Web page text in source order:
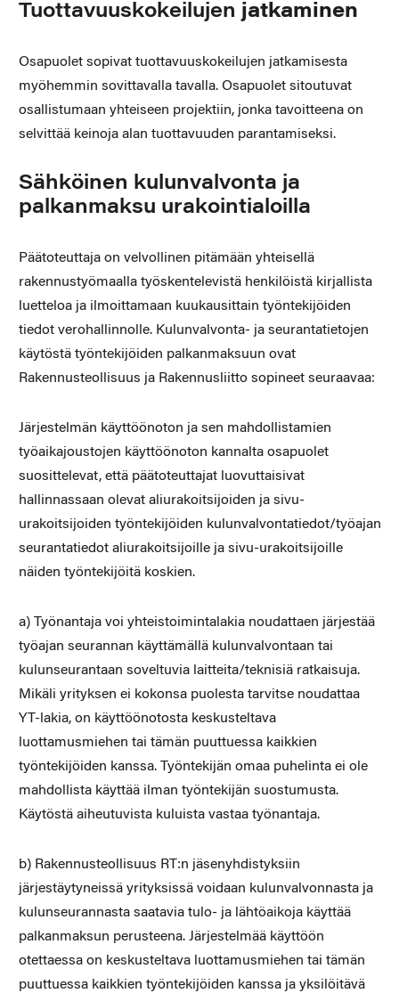
Tuottavuuskokeilujen jatkaminen
Osapuolet sopivat tuottavuuskokeilujen jatkamisesta
myöhemmin sovittavalla tavalla. Osapuolet sitoutuvat
osallistumaan yhteiseen projektiin, jonka tavoitteena on
selvittää keinoja alan tuottavuuden parantamiseksi.
Sähköinen kulunvalvonta ja
palkanmaksu urakointialoilla
Päätoteuttaja on velvollinen pitämään yhteisellä
rakennustyömaalla työskentelevistä henkilöistä kirjallista
luetteloa ja ilmoittamaan kuukausittain työntekijöiden
tiedot verohallinnolle. Kulunvalvonta- ja seurantatietojen
käytöstä työntekijöiden palkanmaksuun ovat
Rakennusteollisuus ja Rakennusliitto sopineet seuraavaa:
Järjestelmän käyttöönoton ja sen mahdollistamien
työaikajoustojen käyttöönoton kannalta osapuolet
suosittelevat, että päätoteuttajat luovuttaisivat
hallinnassaan olevat aliurakoitsijoiden ja sivu-
urakoitsijoiden työntekijöiden kulunvalvontatiedot/työajan
seurantatiedot aliurakoitsijoille ja sivu-urakoitsijoille
näiden työntekijöitä koskien.
a) Työnantaja voi yhteistoimintalakia noudattaen järjestää
työajan seurannan käyttämällä kulunvalvontaan tai
kulunseurantaan soveltuvia laitteita/teknisiä ratkaisuja.
Mikäli yrityksen ei kokonsa puolesta tarvitse noudattaa
YT-lakia, on käyttöönotosta keskusteltava
luottamusmiehen tai tämän puuttuessa kaikkien
työntekijöiden kanssa. Työntekijän omaa puhelinta ei ole
mahdollista käyttää ilman työntekijän suostumusta.
Käytöstä aiheutuvista kuluista vastaa työnantaja.
b) Rakennusteollisuus RT:n jäsenyhdistyksiin
järjestäytyneissä yrityksissä voidaan kulunvalvonnasta ja
kulunseurannasta saatavia tulo- ja lähtöaikoja käyttää
palkanmaksun perusteena. Järjestelmää käyttöön
otettaessa on keskusteltava luottamusmiehen tai tämän
puuttuessa kaikkien työntekijöiden kanssa ja yksilöitävä